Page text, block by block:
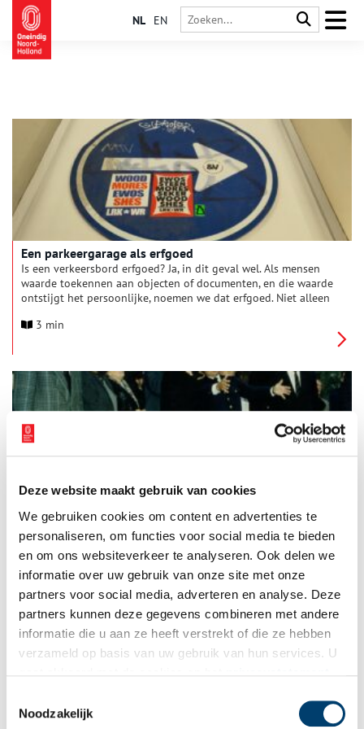
Deze website maakt gebruik van cookies
We gebruiken cookies om content en advertenties te
personaliseren, om functies voor social media te bieden
en om ons websiteverkeer te analyseren. Ook delen we
informatie over uw gebruik van onze site met onze
partners voor social media, adverteren en analyse. Deze
partners kunnen deze gegevens combineren met andere
informatie die u aan ze heeft verstrekt of die ze hebben
verzameld op basis van uw gebruik van hun services. U
Noodzakelijk
NL EN
Een parkeergarage als erfgoed
Is een verkeersbord erfgoed? Ja, in dit geval wel. Als mensen
waarde toekennen aan objecten of documenten, en die waarde
ontstijgt het persoonlijke, noemen we dat erfgoed. Niet alleen
de betekenis die mensen daaraan hechten en de verhalen die
3 min
Op 4 oktober 2022 is het precies dertig jaar geleden dat in de
Amsterdamse Bijlmermeer een vrachtvliegtuig op twee flats
neerstortte. Twee exposities van het Amsterdam Museum en
Imagine IC blikken daarop terug.